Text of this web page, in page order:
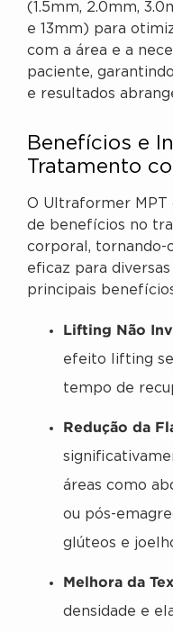
(1.5mm, 2.0mm,
e 13mm) para
com a área e a
paciente,
e resultados
Benefícios e
Tratamento
O Ultraformer MPT
de benefícios no
corporal, tornando-
eficaz para
principais
Lifting Não
efeito lifting
tempo de
Redução da
áreas como
ou pós-
glúteos e
Melhora da
densidade e